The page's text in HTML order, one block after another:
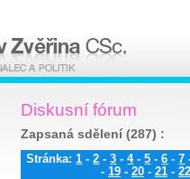
Diskusní fórum
Zapsaná sdělení (287) :
Stránka:1 -2 -3 -4-5 -6 -7
- 19 - 20 - 21 - 22